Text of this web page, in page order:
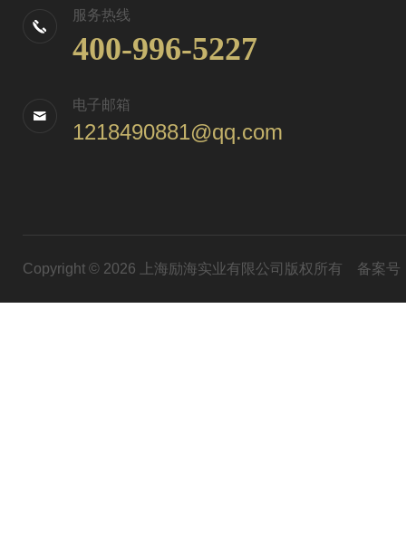
服务热线
400-996-5227
电子邮箱
1218490881@qq.com
Copyright © 2026 上海励海实业有限公司版权所有 备案号